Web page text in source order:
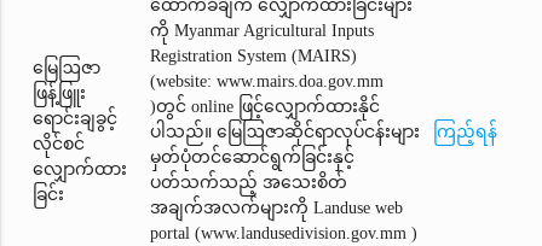
မြေဩဇာ
ဖြန့်ဖြူး
ရောင်းချခွင့်
လိုင်စင်
လျှောက်ထား
ခြင်း
ထောက်ခံချက်‌ လျှောက်ထားခြင်းများ
ကို Myanmar Agricultural Inputs
Registration System (MAIRS)
(website: www.mairs.doa.gov.mm
)တွင် online ဖြင့်လျှောက်ထားနိုင်
ပါသည်။ မြေဩဇာဆိုင်ရာလုပ်ငန်းများ
မှတ်ပုံတင်ဆောင်ရွက်ခြင်းနှင့်
ပတ်သက်သည့် အသေးစိတ်
အချက်အလက်များကို Landuse web
portal (www.landusedivision.gov.mm )
ကြည့်ရန်